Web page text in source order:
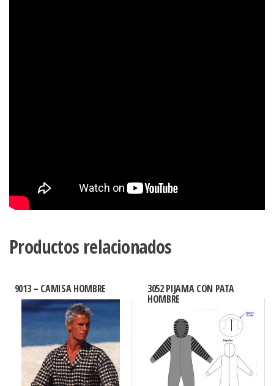
Productos relacionados
9013 – CAMISA HOMBRE 3052 PIJAMA CON PATA
HOMBRE